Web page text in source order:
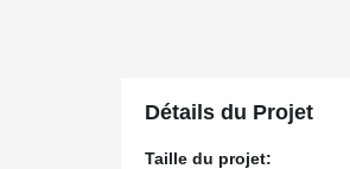
Détails du Projet
Taille du projet: